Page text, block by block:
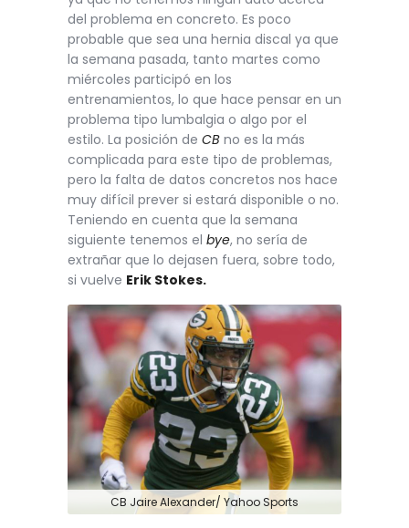
del problema en concreto. Es poco
probable que sea una hernia discal ya que
la semana pasada, tanto martes como
miércoles participó en los
entrenamientos, lo que hace pensar en un
problema tipo lumbalgia o algo por el
estilo. La posición de CB no es la más
complicada para este tipo de problemas,
pero la falta de datos concretos nos hace
muy difícil prever si estará disponible o no.
Teniendo en cuenta que la semana
siguiente tenemos el bye, no sería de
extrañar que lo dejasen fuera, sobre todo,
si vuelve Erik Stokes.
CB Jaire Alexander/ Yahoo Sports